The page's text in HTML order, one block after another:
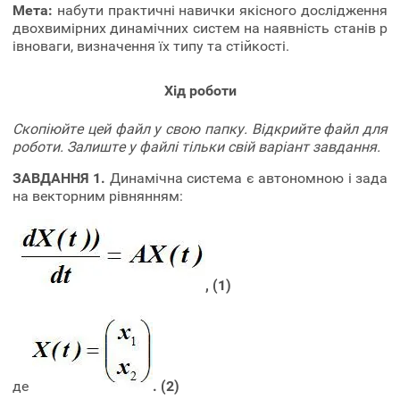
Мета: набути практичні навички якісного дослідження
двохвимірних динамічних систем на наявність станів р
івноваги, визначення їх типу та стійкості.
Хід роботи
Скопіюйте цей файл у свою папку. Відкрийте файл для
роботи. Залиште у файлі тільки свій варіант завдання.
ЗАВДАННЯ 1. Динамічна система є автономною і зада
на векторним рівнянням:
, (1)
де
. (2)